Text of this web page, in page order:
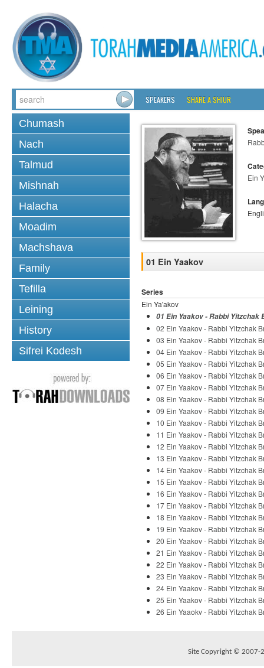
SPEAKERS SHARE A SHIUR
Chumash
Nach
Talmud
Mishnah
Halacha
Moadim
Machshava
Family
Tefilla
Leining
History
Sifrei Kodesh
Ein
01 Ein Yaakov
Series
Ein Ya'akov
01 Ein Yaakov - Rabbi Yitzchak
02 Ein Yaakov - Rabbi Yitzchak
03 Ein Yaakov - Rabbi Yitzchak
04 Ein Yaakov - Rabbi Yitzchak
05 Ein Yaakov - Rabbi Yitzchak
06 Ein Yaakov - Rabbi Yitzchak
07 Ein Yaakov - Rabbi Yitzchak
08 Ein Yaakov - Rabbi Yitzchak
09 Ein Yaakov - Rabbi Yitzchak
10 Ein Yaakov - Rabbi Yitzchak
11 Ein Yaakov - Rabbi Yitzchak
12 Ein Yaakov - Rabbi Yitzchak
13 Ein Yaakov - Rabbi Yitzchak
14 Ein Yaakov - Rabbi Yitzchak
15 Ein Yaakov - Rabbi Yitzchak
16 Ein Yaakov - Rabbi Yitzchak
17 Ein Yaakov - Rabbi Yitzchak
18 Ein Yaakov - Rabbi Yitzchak
19 Ein Yaakov - Rabbi Yitzchak
20 Ein Yaakov - Rabbi Yitzchak
21 Ein Yaakov - Rabbi Yitzchak
22 Ein Yaakov - Rabbi Yitzchak
23 Ein Yaakov - Rabbi Yitzchak
24 Ein Yaakov - Rabbi Yitzchak
25 Ein Yaakov - Rabbi Yitzchak
26 Ein Yaaokv - Rabbi Yitzchak
Site Copyright © 2007-